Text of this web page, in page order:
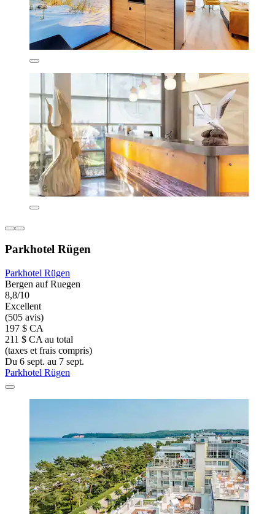
Parkhotel Rügen
Parkhotel Rügen
Bergen auf Ruegen
8,8/10
Excellent
(505 avis)
197 $ CA
211 $ CA au total
(taxes et frais compris)
Du 6 sept. au 7 sept.
Parkhotel Rügen